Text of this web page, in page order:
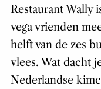
Restaurant Wally
vega vrienden
helft van de zes
vlees. Wat dacht
Nederlandse